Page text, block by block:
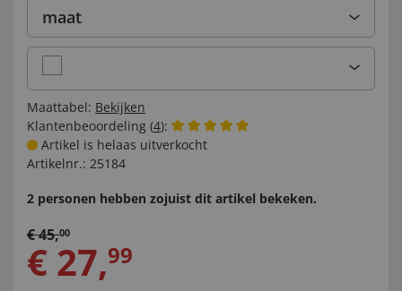
maat
Maattabel: Bekijken
Klantenbeoordeling (4):
Artikel is helaas uitverkocht
Artikelnr.: 25184
2 personen hebben zojuist dit artikel bekeken.
€45,00
€ 27,99